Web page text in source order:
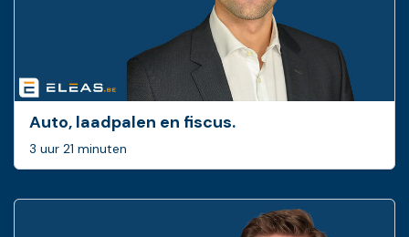
Auto, laadpalen en fiscus.
3 uur 21 minuten